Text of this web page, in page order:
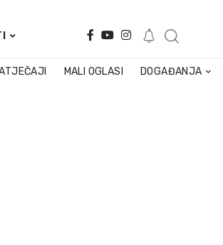
MALI OGLASI DOGAĐANJA